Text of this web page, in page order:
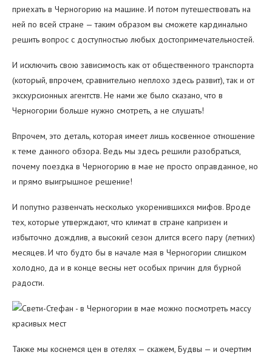
приехать в Черногорию на машине. И потом путешествовать на
ней по всей стране — таким образом вы сможете кардинально
решить вопрос с доступностью любых достопримечательностей.
И исключить свою зависимость как от общественного транспорта
(который, впрочем, сравнительно неплохо здесь развит), так и от
экскурсионных агентств. Не нами же было сказано, что в
Черногории больше нужно смотреть, а не слушать!
Впрочем, это деталь, которая имеет лишь косвенное отношение
к теме данного обзора. Ведь мы здесь решили разобраться,
почему поездка в Черногорию в мае не просто оправданное, но
и прямо выигрышное решение!
И попутно развенчать несколько укоренившихся мифов. Вроде
тех, которые утверждают, что климат в стране капризен и
избыточно дождлив, а высокий сезон длится всего пару (летних)
месяцев. И что будто бы в начале мая в Черногории слишком
холодно, да и в конце весны нет особых причин для бурной
радости.
Также мы коснемся цен в отелях — скажем, Будвы — и очертим